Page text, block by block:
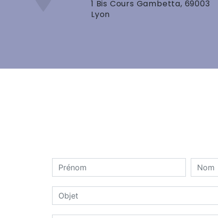
1 Bis Cours Gambetta, 69003
Lyon